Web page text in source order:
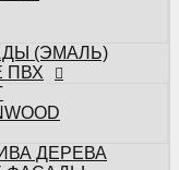
С
стекла
(ЭМАЛЬ)
ПВХ
ДЕРЕВА